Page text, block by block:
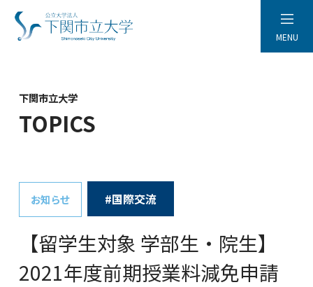
MENU
下関市立大学
TOPICS
お知らせ #国際交流
【留学生対象 学部生・院生】
2021年度前期授業料減免申請